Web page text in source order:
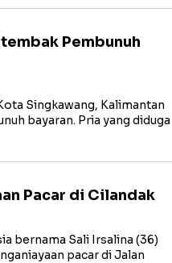
Pembunuh
Singkawang, Kalimantan
bayaran. Pria yang diduga
Pacar di Cilandak
bernama Sali Irsalina (36)
pacar di Jalan